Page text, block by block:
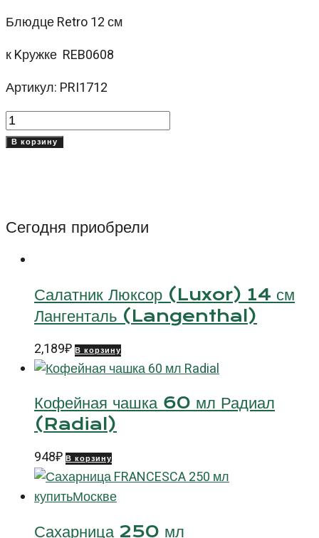
Блюдце Retro 12 см
к Kружке REB0608
Артикул: PRI1712
Количество
товара
белое
12
В корзину
Сегодня приобрели
Салатник Люксор (Luxor) 14 см
Лангенталь (Langenthal)
2,189₽ В корзину
Кофейная чашка 60 мл Радиал
(Radial)
948₽ В корзину
Сахарница 250 мл